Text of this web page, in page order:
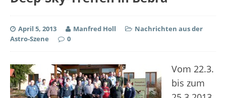
April 5, 2013 Manfred Holl
Nachrichten aus der
Astro-Szene
0
Vom 22.3.
bis zum